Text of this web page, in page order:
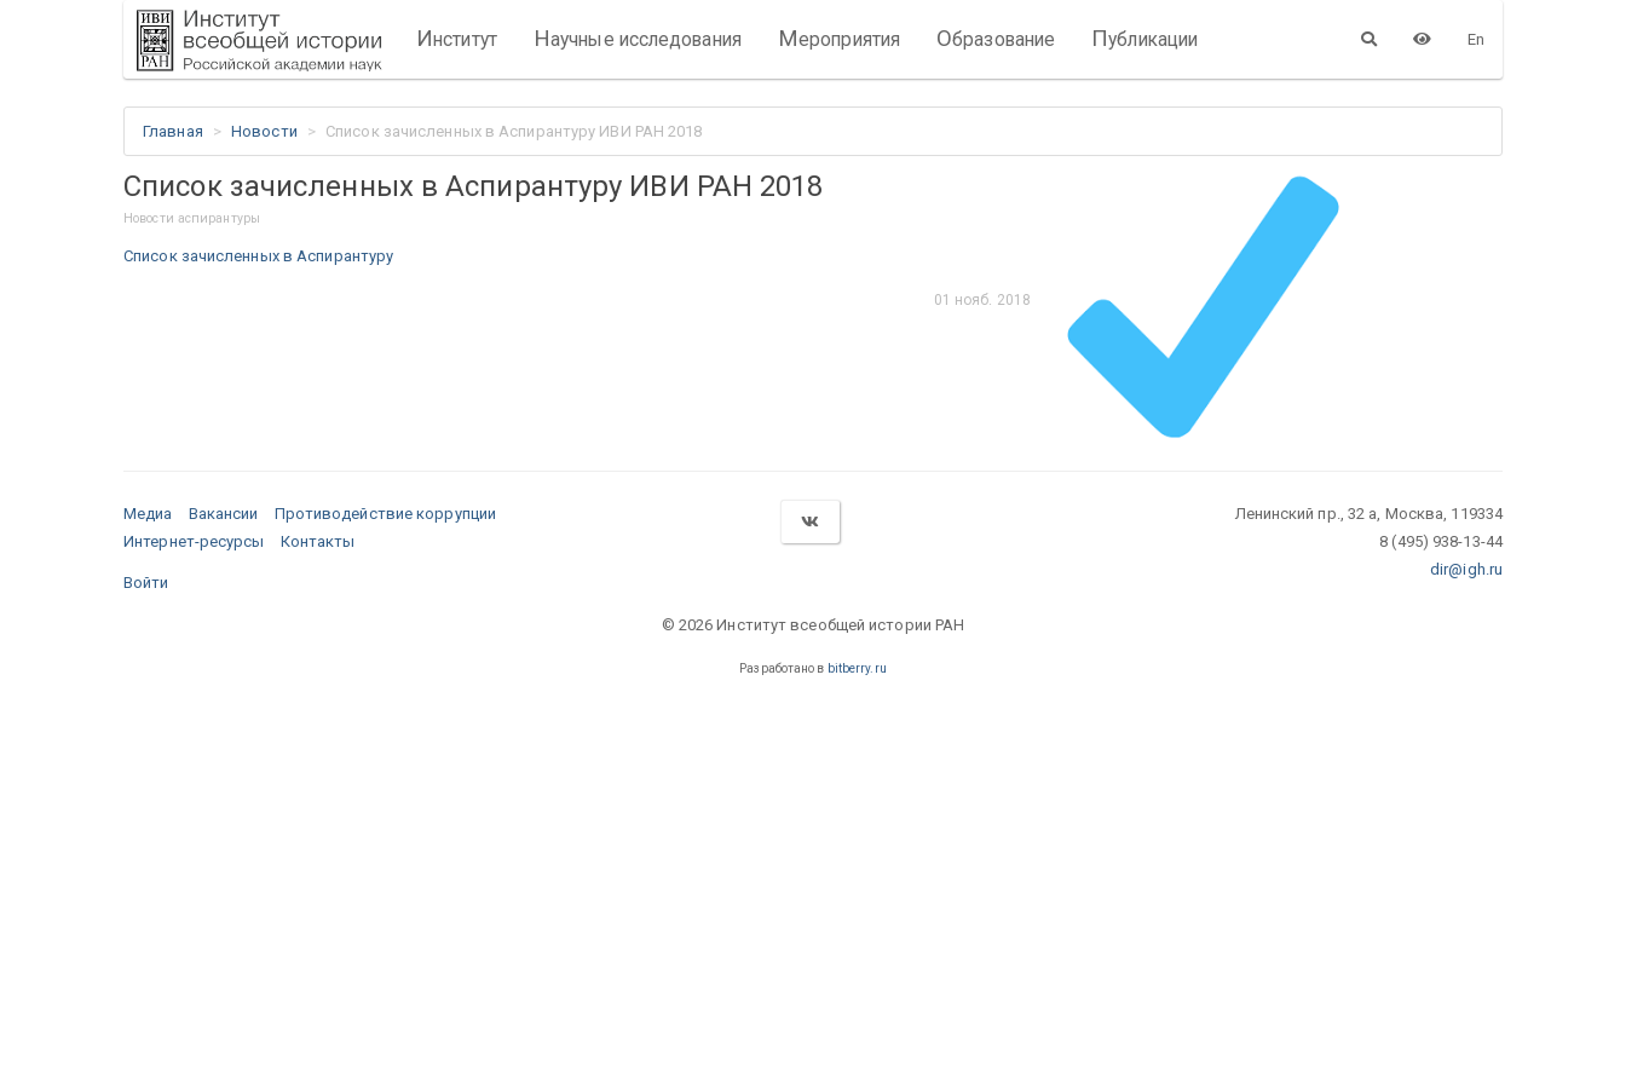
Институт Научные исследования Мероприятия Образование Публикации En
Главная Новости Список зачисленных в Аспирантуру ИВИ РАН 2018
Список зачисленных в Аспирантуру ИВИ РАН 2018
Новости аспирантуры
Список зачисленных в Аспирантуру
01 нояб. 2018
Медиа Вакансии
Противодействие коррупции
Интернет-ресурсы
Контакты
Войти
Ленинский пр., 32 а, Москва, 119334
8 (495) 938-13-44
dir@igh.ru
© 2026 Институт всеобщей истории РАН
Разработано в bitberry.ru